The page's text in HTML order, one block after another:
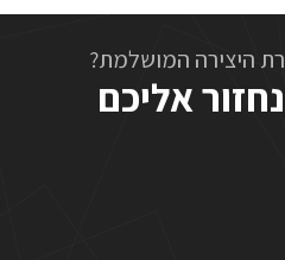
היצירה המושלמת?
אליכם